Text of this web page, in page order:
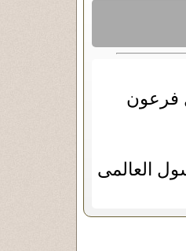
فرعون
العالمى